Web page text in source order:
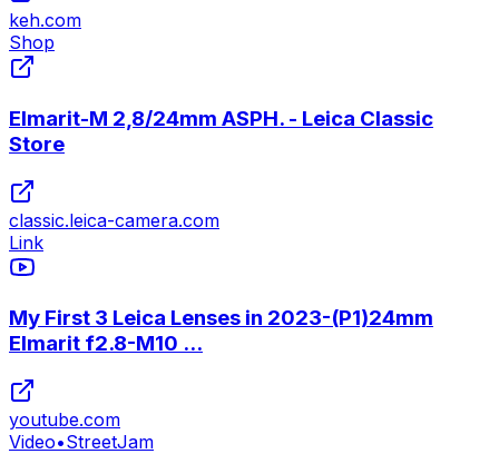
keh.com
Shop
Elmarit-M 2,8/24mm ASPH. - Leica Classic
Store
classic.leica-camera.com
Link
My First 3 Leica Lenses in 2023-(P1)24mm
Elmarit f2.8-M10 ...
youtube.com
Video•StreetJam